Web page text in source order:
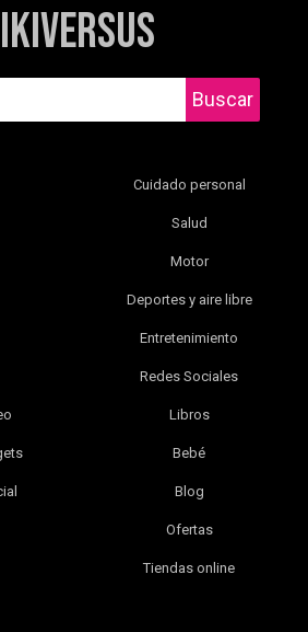
Buscar
Cuidado personal
Salud
Motor
Deportes y aire libre
Entretenimiento
Redes Sociales
Libros
Bebé
Blog
Ofertas
Tiendas online